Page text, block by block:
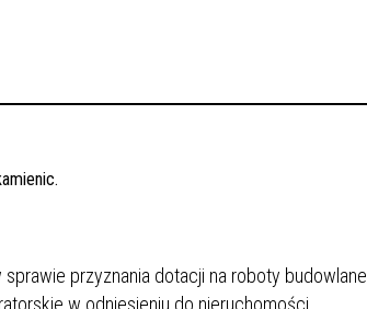
przyznania dotacji na roboty budowlane
w odniesieniu do nieruchomości